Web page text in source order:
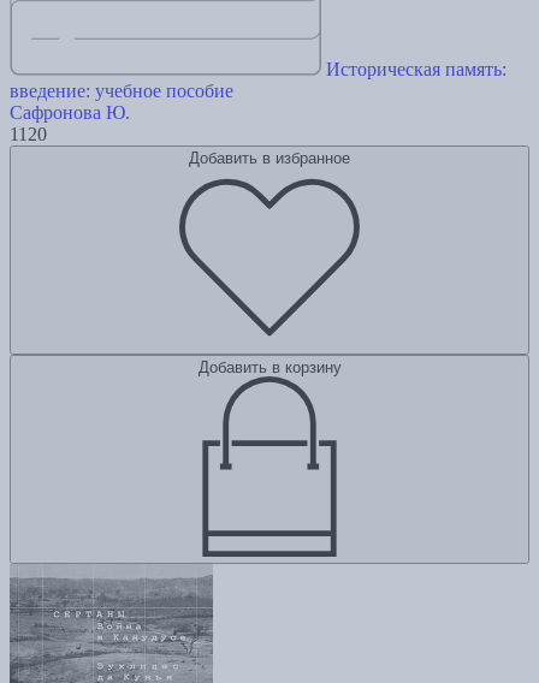
Историческая память:
введение: учебное пособие
Сафронова Ю.
1120
Добавить в избранное
Добавить в корзину